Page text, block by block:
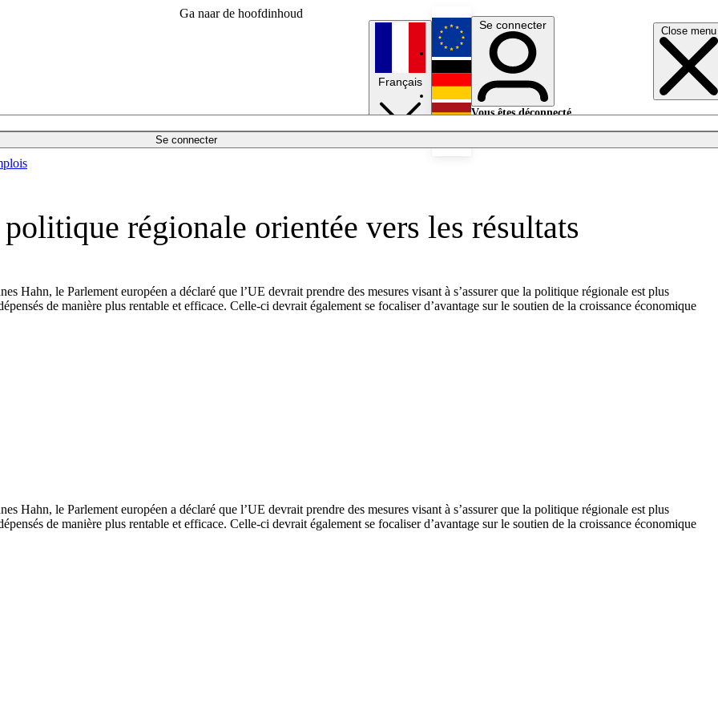
Ga naar de hoofdinhoud
Close menu
Se connecter
Français
English
Deutsch
Se connecter
Vous êtes déconnecté.
régionale orientée vers les résultats
Hahn, le Parlement européen a déclaré que l’UE devrait prendre des mesures visant à s’assurer que la politique régionale est plus
de manière plus rentable et efficace. Celle-ci devrait également se focaliser d’avantage sur le soutien de la croissance économique
Hahn, le Parlement européen a déclaré que l’UE devrait prendre des mesures visant à s’assurer que la politique régionale est plus
de manière plus rentable et efficace. Celle-ci devrait également se focaliser d’avantage sur le soutien de la croissance économique